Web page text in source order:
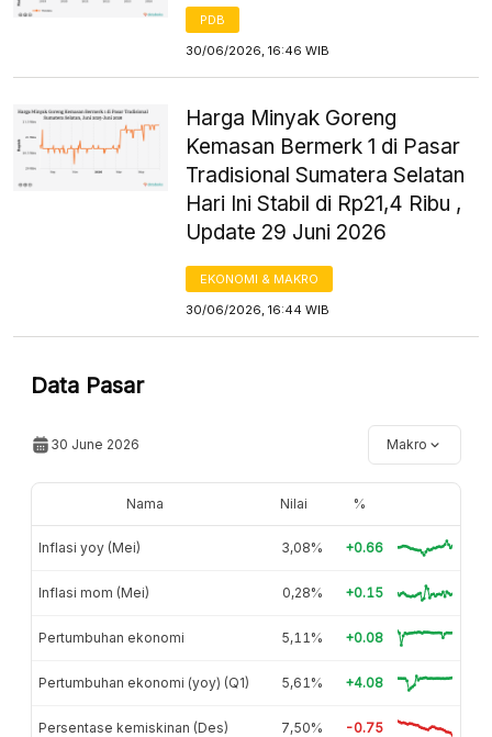
PDB
30/06/2026, 16:46 WIB
Harga Minyak Goreng
Kemasan Bermerk 1 di Pasar
Tradisional Sumatera Selatan
Hari Ini Stabil di Rp21,4 Ribu ,
Update 29 Juni 2026
EKONOMI & MAKRO
30/06/2026, 16:44 WIB
Data Pasar
30 June 2026 Makro
Nama Nilai %
Inflasi yoy (Mei) 3,08% +0.66
Inflasi mom (Mei) 0,28% +0.15
Pertumbuhan ekonomi 5,11% +0.08
Pertumbuhan ekonomi (yoy) (Q1) 5,61% +4.08
Persentase kemiskinan (Des) 7,50% -0.75